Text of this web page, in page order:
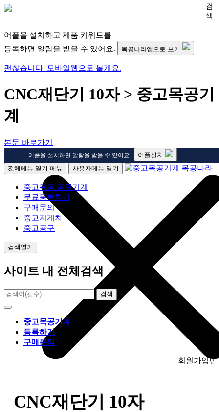
어플을 설치하고 제품 키워드를
등록하면 알람을 받을 수 있어요.
목공나라앱으로 보기
괜찮습니다. 모바일웹으로 볼게요.
CNC재단기 10자 > 중고목공기
계
본문 바로가기
어플을 설치하면 알람을 받을 수 있어요.
어플설치
전체메뉴 열기 메뉴 사용자메뉴 열기
중고목공.공구기계
무료등록하기
구매문의
중고지게차
중고공구
검색열기
사이트 내 전체검색
검색
중고목공기계
등록하기
구매문의
회원가입만 하시
CNC재단기 10자
검
색